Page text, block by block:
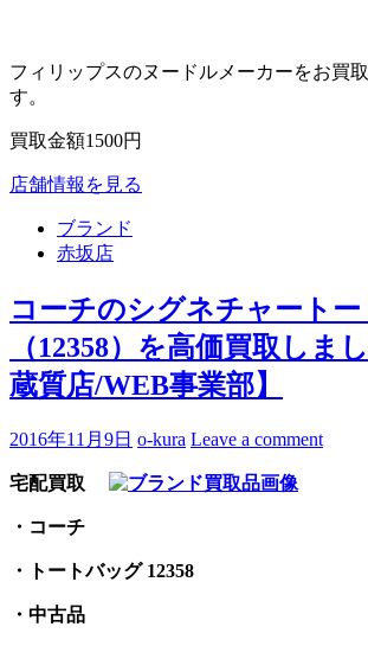
フィリップスのヌードルメーカーをお買
す。
買取金額1500円
店舗情報を見る
ブランド
赤坂店
コーチのシグネチャート
（12358）を高価買取し
蔵質店/WEB事業部】
2016年11月9日 o-kura Leave a comment
宅配買取
・コーチ
・トートバッグ 12358
・中古品